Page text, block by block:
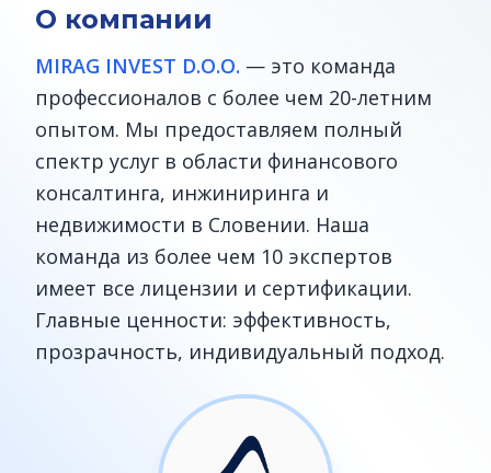
О компании
MIRAG INVEST D.O.O. — это команда
профессионалов с более чем 20-летним
опытом. Мы предоставляем полный
спектр услуг в области финансового
консалтинга, инжиниринга и
недвижимости в Словении. Наша
команда из более чем 10 экспертов
имеет все лицензии и сертификации.
Главные ценности: эффективность,
прозрачность, индивидуальный подход.